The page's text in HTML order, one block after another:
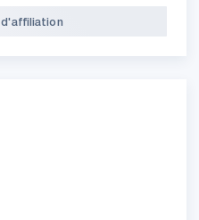
d'affiliation